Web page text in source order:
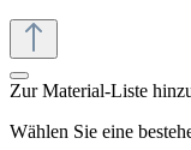
Zur Material-Liste
Wählen Sie eine